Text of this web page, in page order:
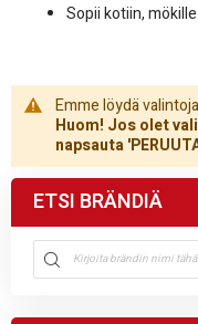
Sopii kotiin,
Emme löydä
Huom! Jos olet
napsauta
ETSI BRÄNDIÄ